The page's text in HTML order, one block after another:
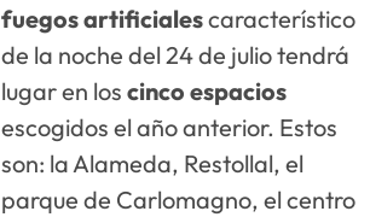
fuegos artificialescaracterístico
de la noche del 24 de julio tendrá
lugar en los cinco espacios
escogidos el año anterior. Estos
son: la Alameda, Restollal, el
parque de Carlomagno, el centro